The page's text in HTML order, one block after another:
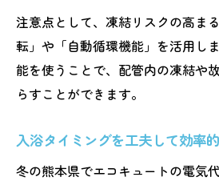
注意点として、凍結リスクの高ま
転」や「自動循環機能」を活用し
能を使うことで、配管内の凍結や
らすことができます。
入浴タイミングを工夫して効率
冬の熊本県でエコキュートの電気